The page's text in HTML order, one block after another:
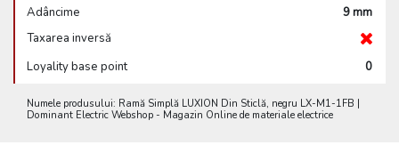
Adâncime
9 mm
Taxarea inversă
Loyality base point
0
Numele produsului: Ramă Simplă LUXION Din Sticlă, negru LX-M1-1FB |
Dominant Electric Webshop - Magazin Online de materiale electrice